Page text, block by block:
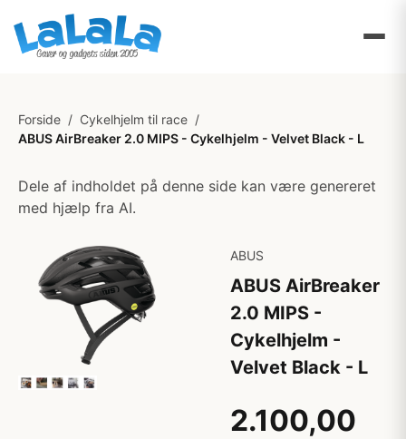
Forside / Cykelhjelm til race /
ABUS AirBreaker 2.0 MIPS - Cykelhjelm - Velvet Black - L
Dele af indholdet på denne side kan være genereret
med hjælp fra AI.
ABUS
ABUS AirBreaker
2.0 MIPS -
Cykelhjelm -
Velvet Black - L
2.100,00